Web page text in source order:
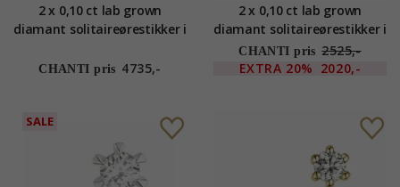
2 x 0,10 ct lab grown
diamant solitaireørestikker i
grown diamant
CHANTI pris 4735,-
2 x 0,10 ct lab grown
diamant solitaireørestikker i
9 karat guld med lab grown
diamant
CHANTI pris 2525,-
EXTRA 20% 2020,-
SALE